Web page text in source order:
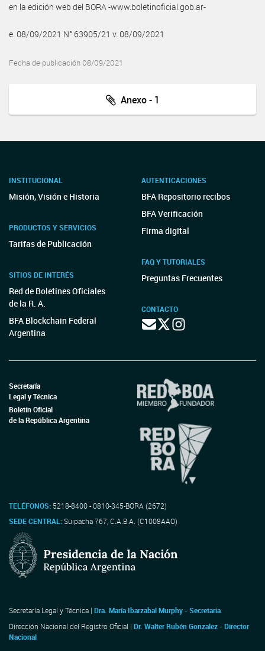
en la edición web del BORA -www.boletinoficial.gob.ar-
e. 08/09/2021 N° 63905/21 v. 08/09/2021
Fecha de publicación 08/09/2021
Anexo - 1
INSTITUCIONAL
Misión, Visión e Historia
PRODUCTOS Y SERVICIOS
Tarifas de Publicación
SITIOS DE INTERÉS
Red de Boletines Oficiales
de la R. A.
BFA Blockchain Federal
Argentina
AUTENTICACIONES
BFA Repositorio recibos
BFA Verificación
Firma digital
FAQ Y TUTORIALES
Preguntas Frecuentes
CONTACTO
Secretaría
Legal y Técnica
Boletín Oficial
de la República Argentina
TELÉFONOS: 5218-8400 - 0810-345-BORA (2672)
SEDE CENTRAL:Suipacha 767, C.A.B.A. (C1008AAO)
Secretaría Legal y Técnica | Dra. María Ibarzabal Murphy - Secretaria
Dirección Nacional del Registro Oficial | Dr. Walter Rubén Gonzalez - Director
Nacional